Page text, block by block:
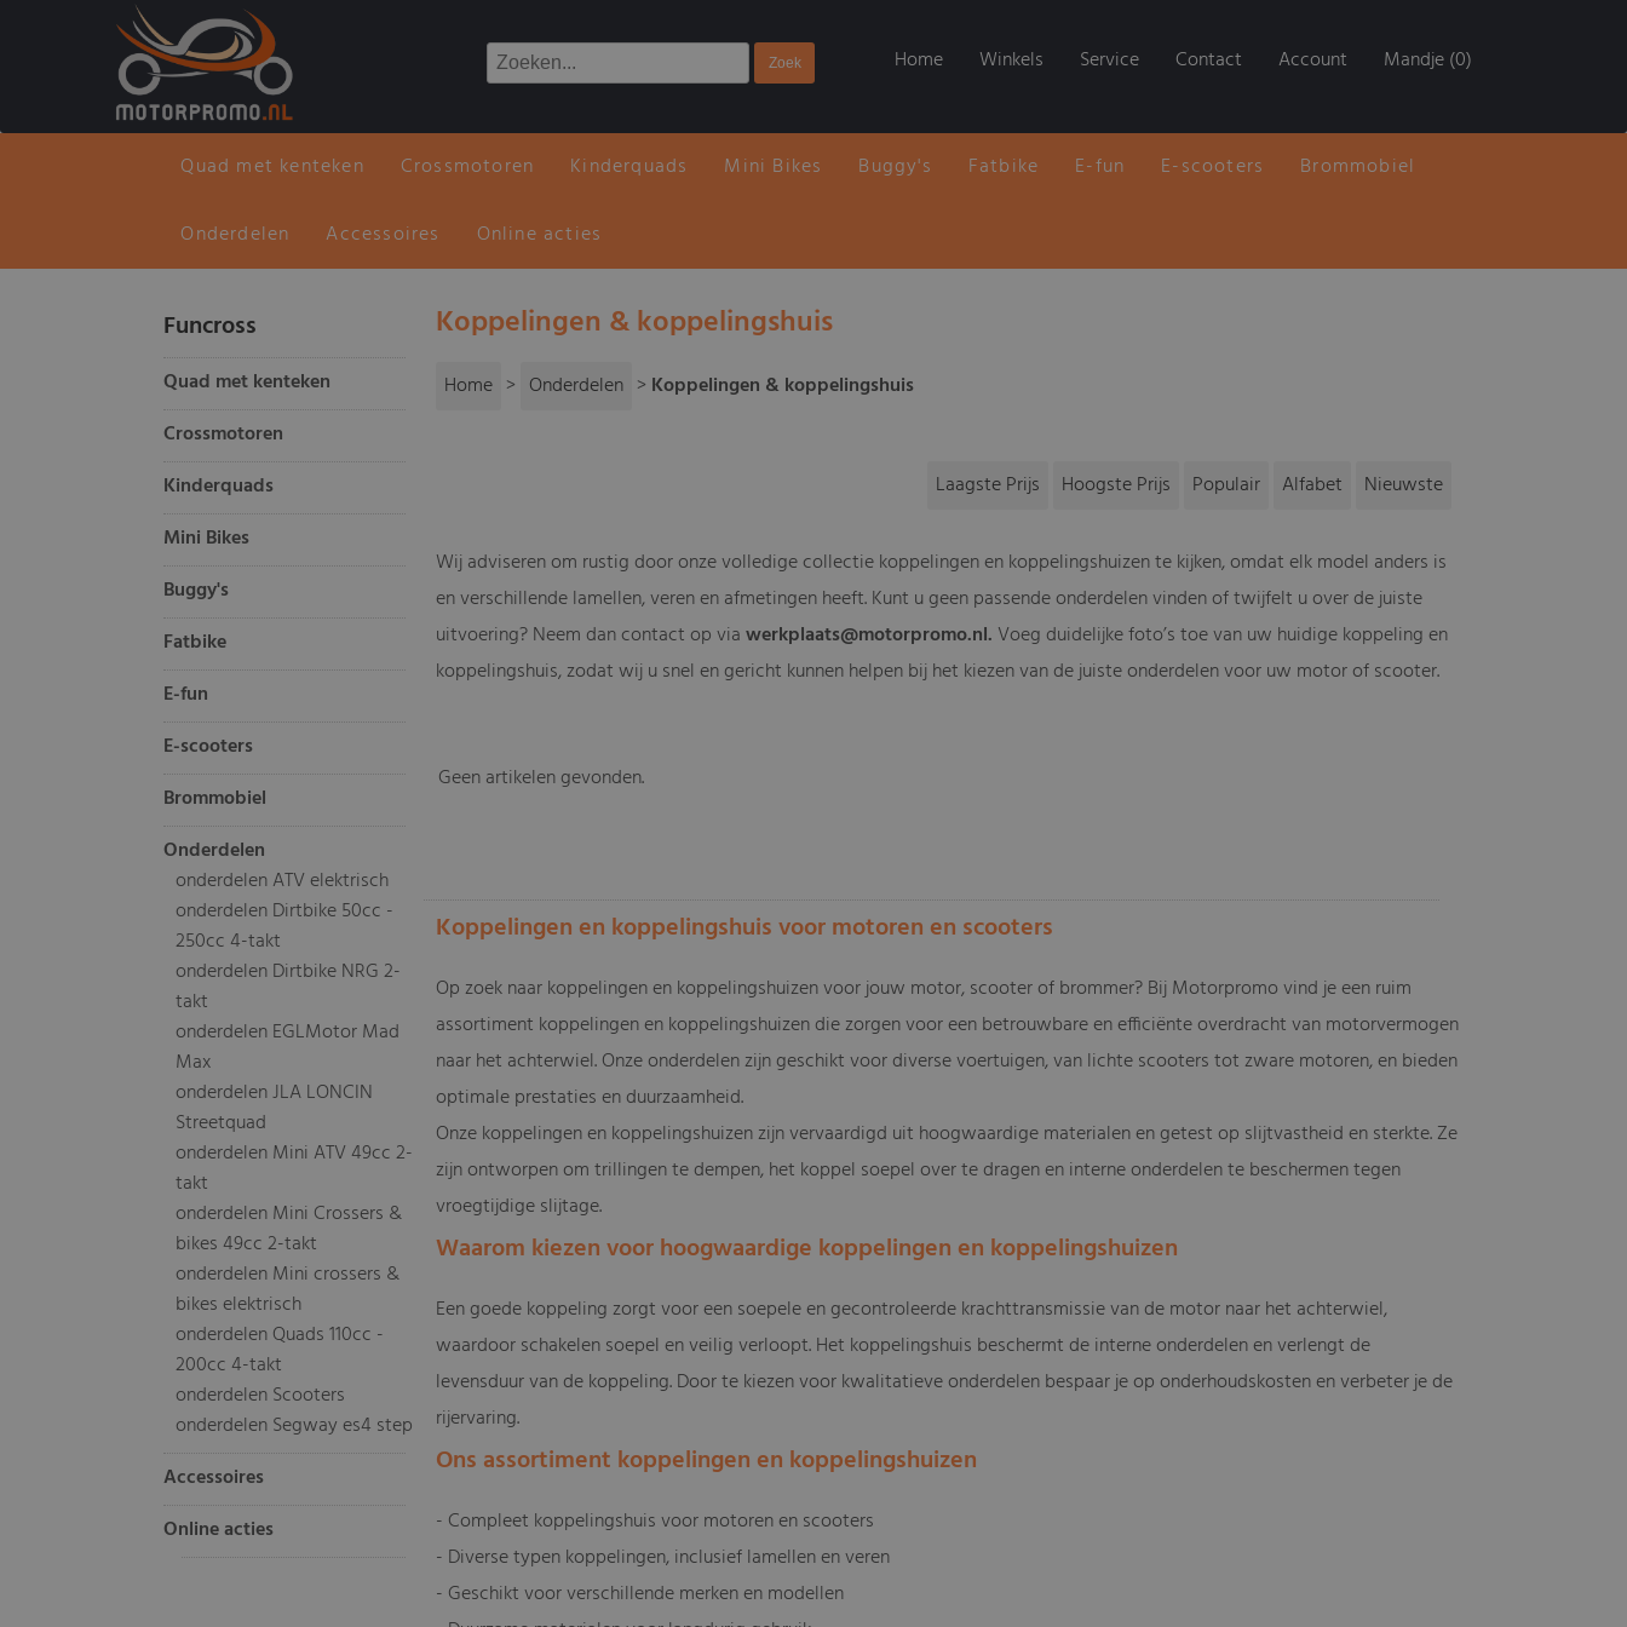
Home Winkels Service Contact Account Mandje (0)
Quad met kenteken Crossmotoren Kinderquads Mini Bikes Buggy's Fatbike E-fun E-scooters Brommobiel
Onderdelen Accessoires Online acties
Funcross
Quad met kenteken
Crossmotoren
Kinderquads
Mini Bikes
Buggy's
Fatbike
E-fun
E-scooters
Brommobiel
Onderdelen
onderdelen ATV elektrisch
onderdelen Dirtbike 50cc -
250cc 4-takt
onderdelen Dirtbike NRG 2-
takt
onderdelen EGLMotor Mad
Max
onderdelen JLA LONCIN
Streetquad
onderdelen Mini ATV 49cc 2-
takt
onderdelen Mini Crossers &
bikes 49cc 2-takt
onderdelen Mini crossers &
bikes elektrisch
onderdelen Quads 110cc -
200cc 4-takt
onderdelen Scooters
onderdelen Segway es4 step
Accessoires
Online acties
Koppelingen & koppelingshuis
Home > Onderdelen > Koppelingen & koppelingshuis
Laagste Prijs Hoogste Prijs Populair Alfabet Nieuwste
Wij adviseren om rustig door onze volledige collectie koppelingen en koppelingshuizen te kijken, omdat elk model anders is
en verschillende lamellen, veren en afmetingen heeft. Kunt u geen passende onderdelen vinden of twijfelt u over de juiste
uitvoering? Neem dan contact op viawerkplaats@motorpromo.nl. Voeg duidelijke foto’s toe van uw huidige koppeling en
koppelingshuis, zodat wij u snel en gericht kunnen helpen bij het kiezen van de juiste onderdelen voor uw motor of scooter.
Geen artikelen gevonden.
Koppelingen en koppelingshuis voor motoren en scooters
Op zoek naar koppelingen en koppelingshuizen voor jouw motor, scooter of brommer? Bij Motorpromo vind je een ruim
assortiment koppelingen en koppelingshuizen die zorgen voor een betrouwbare en efficiënte overdracht van motorvermogen
naar het achterwiel. Onze onderdelen zijn geschikt voor diverse voertuigen, van lichte scooters tot zware motoren, en bieden
optimale prestaties en duurzaamheid.
Onze koppelingen en koppelingshuizen zijn vervaardigd uit hoogwaardige materialen en getest op slijtvastheid en sterkte. Ze
zijn ontworpen om trillingen te dempen, het koppel soepel over te dragen en interne onderdelen te beschermen tegen
vroegtijdige slijtage.
Waarom kiezen voor hoogwaardige koppelingen en koppelingshuizen
Een goede koppeling zorgt voor een soepele en gecontroleerde krachttransmissie van de motor naar het achterwiel,
waardoor schakelen soepel en veilig verloopt. Het koppelingshuis beschermt de interne onderdelen en verlengt de
levensduur van de koppeling. Door te kiezen voor kwalitatieve onderdelen bespaar je op onderhoudskosten en verbeter je de
rijervaring.
Ons assortiment koppelingen en koppelingshuizen
- Compleet koppelingshuis voor motoren en scooters
- Diverse typen koppelingen, inclusief lamellen en veren
- Geschikt voor verschillende merken en modellen